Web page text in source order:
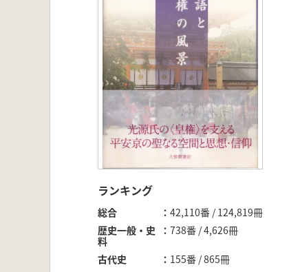
ランキング
総合
42,110番 / 124,819冊
歴史一般・史
料
738番 / 4,626冊
古代史 155番 / 865冊